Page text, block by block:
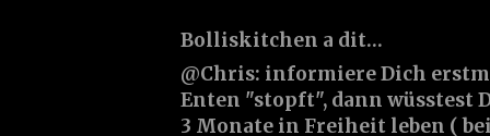
Bolliskitchen a dit…
@Chris: informiere Dich
Enten "stopft", dann wüsstest
3 Monate in Freiheit leben (